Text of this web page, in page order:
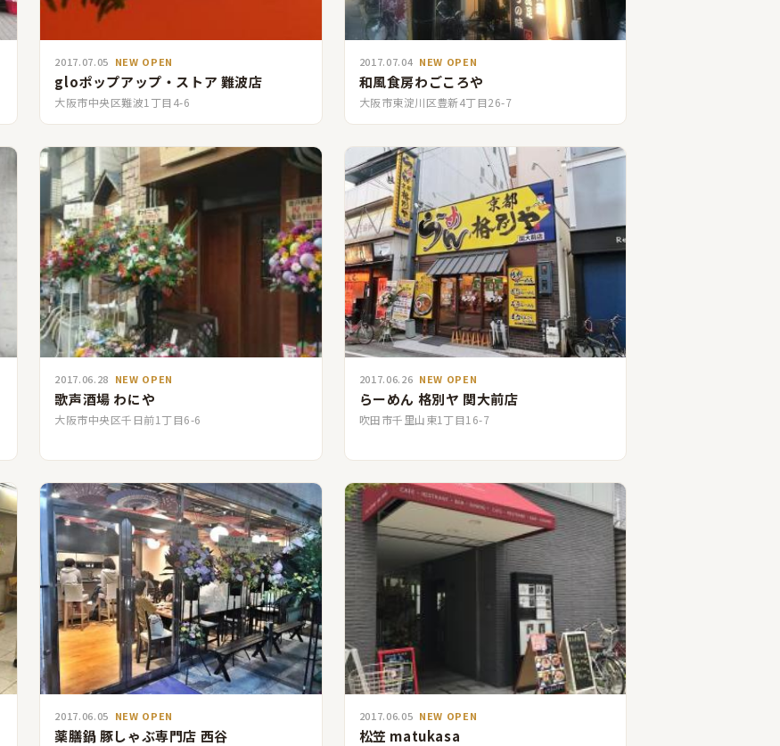
2017.07.05 NEW OPEN
gloポップアップ・ストア 難波店
大阪市中央区難波1丁目4-6
2017.07.04 NEW OPEN
和風食房わごころや
大阪市東淀川区豊新4丁目26-7
2017.06.28 NEW OPEN
歌声酒場 わにや
大阪市中央区千日前1丁目6-6
2017.06.26 NEW OPEN
らーめん 格別ヤ 関大前店
吹田市千里山東1丁目16-7
2017.06.05 NEW OPEN
薬膳鍋 豚しゃぶ専門店 西谷
2017.06.05 NEW OPEN
松笠 matukasa